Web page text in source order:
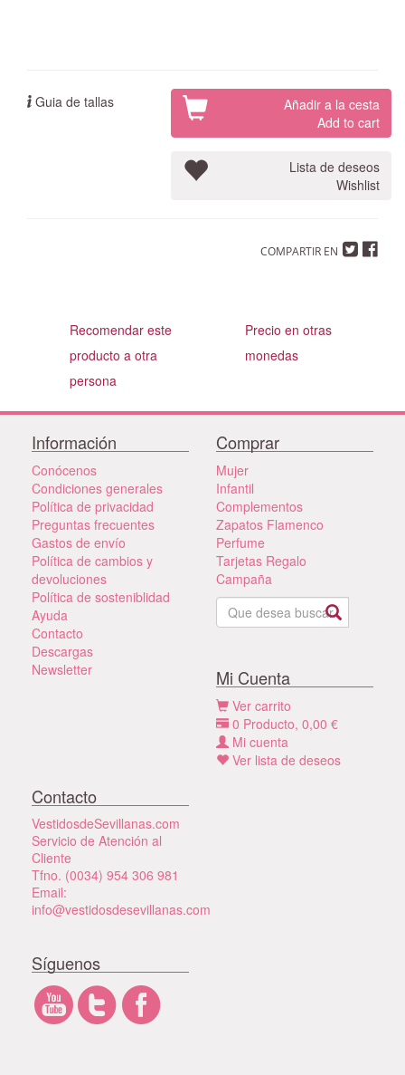
Guia de tallas
Añadir a la cesta
Add to cart
Lista de deseos
Wishlist
COMPARTIR EN
Recomendar este
producto a otra
persona
Precio en otras
monedas
Información
Conócenos
Condiciones generales
Política de privacidad
Preguntas frecuentes
Gastos de envío
Política de cambios y
devoluciones
Política de sosteniblidad
Ayuda
Contacto
Descargas
Newsletter
Comprar
Mujer
Infantil
Complementos
Zapatos Flamenco
Perfume
Tarjetas Regalo
Campaña
Mi Cuenta
Ver carrito
0 Producto, 0,00 €
Mi cuenta
Ver lista de deseos
Contacto
VestidosdeSevillanas.com
Servicio de Atención al
Cliente
Tfno. (0034) 954 306 981
Email:
info@vestidosdesevillanas.com
Síguenos